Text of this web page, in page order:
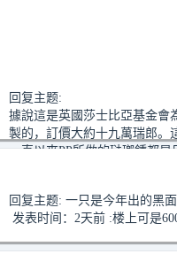
回复主题:
據說這是英國莎士比亞基金會
製的，訂價大約十九萬瑞郎。
一直以來PP所做的琺瑯鍾都
回复主题: 一只是今年出的黑
发表时间：2天前 :楼上可是